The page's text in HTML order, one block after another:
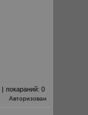
| покараний: 0
Авторизован